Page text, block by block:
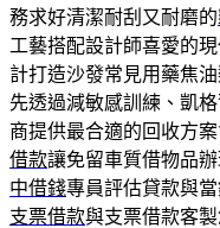
務求好清潔耐刮又耐磨的
工藝搭配設計師喜愛的
計打造沙發常見用藥焦
先透過減敏感訓練、凱
商提供最合適的回收方
借款讓免留車質借物品
中借錢專員評估貸款與
支票借款與支票借款客